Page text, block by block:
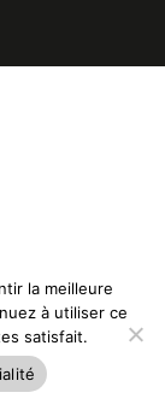
la meilleure
à utiliser ce
satisfait.